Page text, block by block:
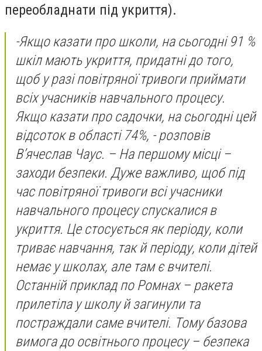
переобладнати під укриття).
-Якщо казати про школи, на сьогодні 91 %
шкіл мають укриття, придатні до того,
щоб у разі повітряної тривоги приймати
всіх учасників навчального процесу.
Якщо казати про садочки, на сьогодні цей
відсоток в області 74%, - розповів
В’ячеслав Чаус. – На першому місці –
заходи безпеки. Дуже важливо, щоб під
час повітряної тривоги всі учасники
навчального процесу спускалися в
укриття. Це стосується як періоду, коли
триває навчання, так й періоду, коли дітей
немає у школах, але там є вчителі.
Останній приклад по Ромнах – ракета
прилетіла у школу й загинули та
постраждали саме вчителі. Тому базова
вимога до освітнього процесу – безпека